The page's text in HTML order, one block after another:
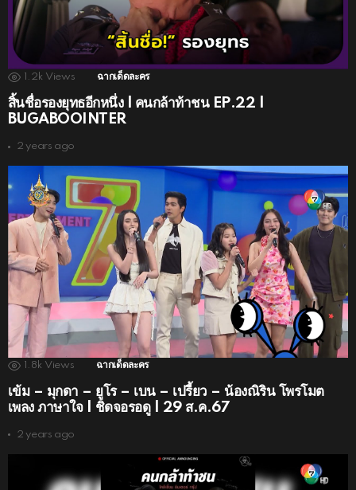
1.2k Views ฉากเด็ดละคร
สิ้นชื่อรองยุทธอีกหนึ่ง l คนกล้าท้าชน EP.22 l
BUGABOOINTER
2 years ago
1.8k Views ฉากเด็ดละคร
เข้ม – มุกดา – ยูโร – เบน – เปรี้ยว – น้องณิริน โพรโมต
เพลง ภาษาใจ | ชิดจอรอดู | 29 ส.ค.67
2 years ago